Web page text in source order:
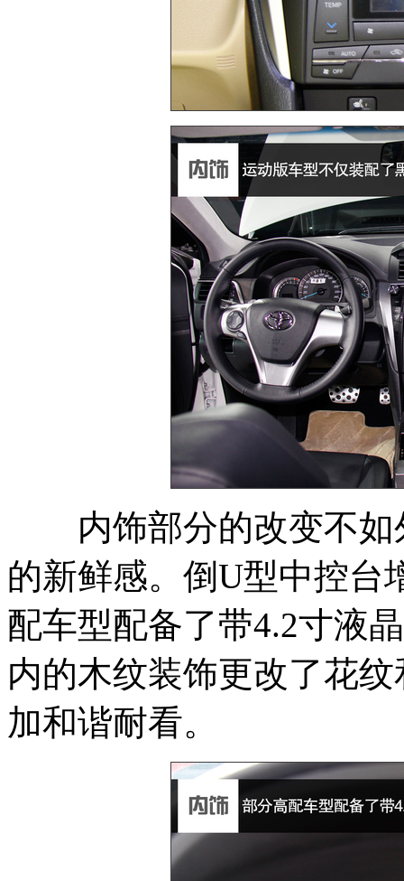
内饰部分的改变不如
的新鲜感。倒U型中控台
配车型配备了带4.2寸液
内的木纹装饰更改了花
加和谐耐看。